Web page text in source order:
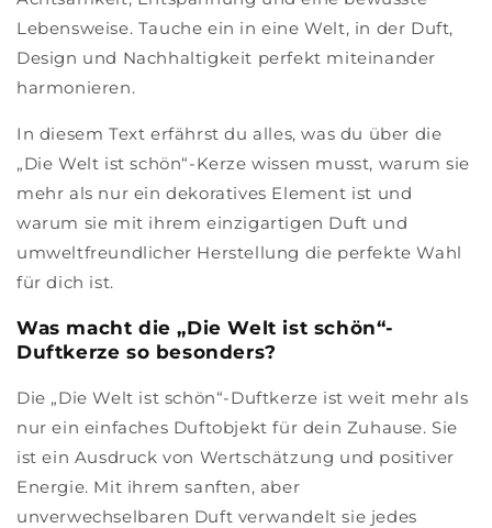
Lebensweise. Tauche ein in eine Welt, in der Duft,
Design und Nachhaltigkeit perfekt miteinander
harmonieren.
In diesem Text erfährst du alles, was du über die
„Die Welt ist schön“-Kerze wissen musst, warum sie
mehr als nur ein dekoratives Element ist und
warum sie mit ihrem einzigartigen Duft und
umweltfreundlicher Herstellung die perfekte Wahl
für dich ist.
Was macht die „Die Welt ist schön“-
Duftkerze so besonders?
Die „Die Welt ist schön“-Duftkerze ist weit mehr als
nur ein einfaches Duftobjekt für dein Zuhause. Sie
ist ein Ausdruck von Wertschätzung und positiver
Energie. Mit ihrem sanften, aber
unverwechselbaren Duft verwandelt sie jedes